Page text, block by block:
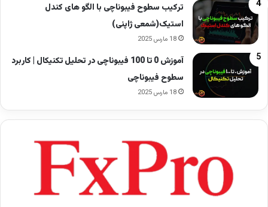
تبدیل شود.
ترکیب سطوح فیبوناچی با الگو های کندل
استیک(شمعی ژاپنی)
18 مارس 2025
آموزش 0 تا 100 فیبوناچی در تحلیل تکنیکال | کاربرد
سطوح فیبوناچی
18 مارس 2025